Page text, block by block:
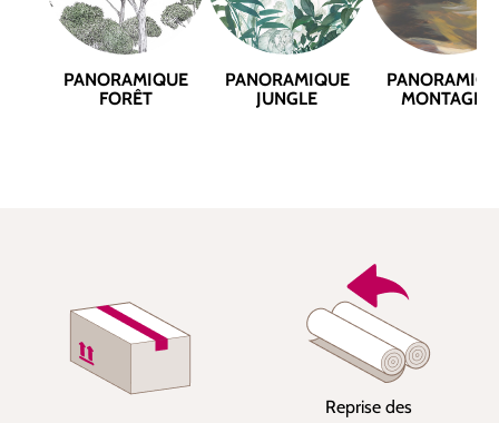
PANORAMIQUE
FORÊT
PANORAMIQUE
JUNGLE
MONTAGNE
Reprise des